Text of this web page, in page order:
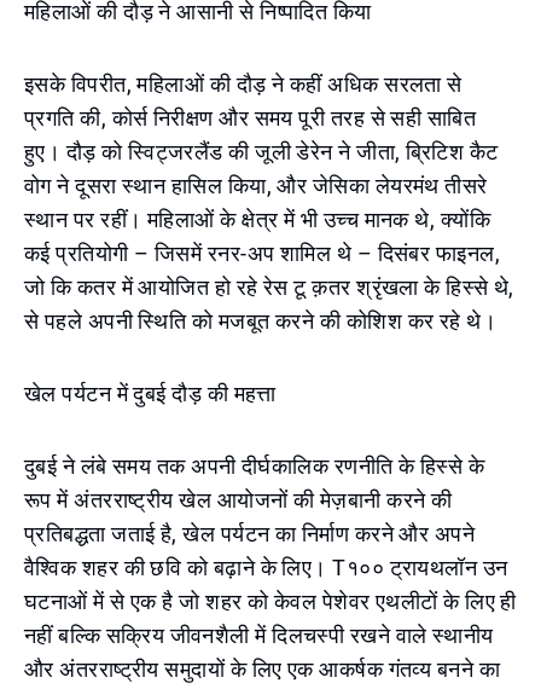
महिलाओं की दौड़ ने आसानी से निष्पादित किया
इसके विपरीत, महिलाओं की दौड़ ने कहीं अधिक सरलता से
प्रगति की, कोर्स निरीक्षण और समय पूरी तरह से सही साबित
हुए। दौड़ को स्विट्जरलैंड की जूली डेरेन ने जीता, ब्रिटिश कैट
वोग ने दूसरा स्थान हासिल किया, और जेसिका लेयरमंथ तीसरे
स्थान पर रहीं। महिलाओं के क्षेत्र में भी उच्च मानक थे, क्योंकि
कई प्रतियोगी – जिसमें रनर-अप शामिल थे – दिसंबर फाइनल,
जो कि कतर में आयोजित हो रहे रेस टू क़तर श्रृंखला के हिस्से थे,
से पहले अपनी स्थिति को मजबूत करने की कोशिश कर रहे थे।
खेल पर्यटन में दुबई दौड़ की महत्ता
दुबई ने लंबे समय तक अपनी दीर्घकालिक रणनीति के हिस्से के
रूप में अंतरराष्ट्रीय खेल आयोजनों की मेज़बानी करने की
प्रतिबद्धता जताई है, खेल पर्यटन का निर्माण करने और अपने
वैश्विक शहर की छवि को बढ़ाने के लिए। T१०० ट्रायथलॉन उन
घटनाओं में से एक है जो शहर को केवल पेशेवर एथलीटों के लिए ही
नहीं बल्कि सक्रिय जीवनशैली में दिलचस्पी रखने वाले स्थानीय
और अंतरराष्ट्रीय समुदायों के लिए एक आकर्षक गंतव्य बनने का